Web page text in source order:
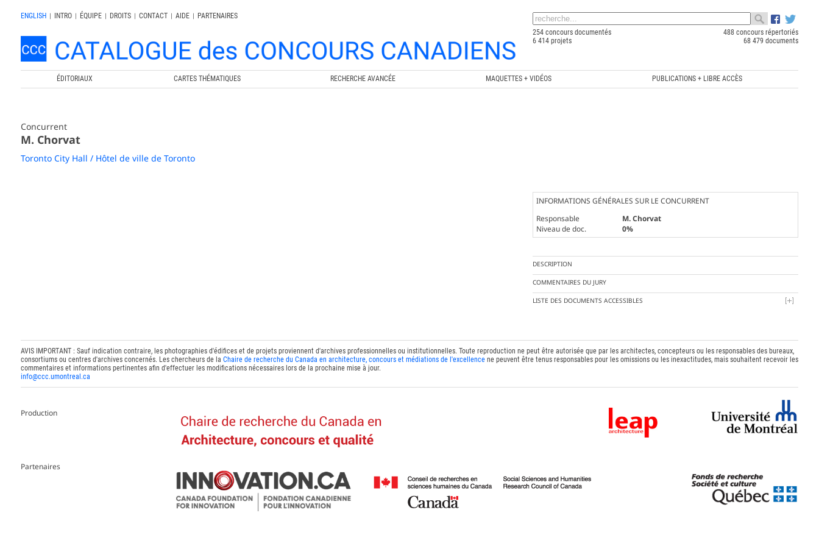
ENGLISH | INTRO | ÉQUIPE | DROITS | CONTACT | AIDE |
PARTENAIRES
254 concours documentés
488 concours répertoriés
6 414 projets
68 479 documents
ÉDITORIAUX CARTES THÉMATIQUES RECHERCHE AVANCÉE MAQUETTES + VIDÉOS PUBLICATIONS + LIBRE ACCÈS
Concurrent
M. Chorvat
Toronto City Hall / Hôtel de ville de Toronto
INFORMATIONS GÉNÉRALES SUR LE CONCURRENT
Responsable
M. Chorvat
Niveau de doc.
0%
DESCRIPTION
COMMENTAIRES DU JURY
LISTE DES DOCUMENTS ACCESSIBLES
AVIS IMPORTANT : Sauf indication contraire, les photographies d'édifices et de projets proviennent d'archives professionnelles ou institutionnelles. Toute reproduction ne peut être autorisée que par les architectes, concepteurs ou les responsables des bureaux,
consortiums ou centres d'archives concernés. Les chercheurs de la Chaire de recherche du Canada en architecture, concours et médiations de l'excellencene peuvent être tenus responsables pour les omissions ou les inexactitudes, mais souhaitent recevoir les
commentaires et informations pertinentes afin d'effectuer les modifications nécessaires lors de la prochaine mise à jour.
info@ccc.umontreal.ca
Production
Partenaires